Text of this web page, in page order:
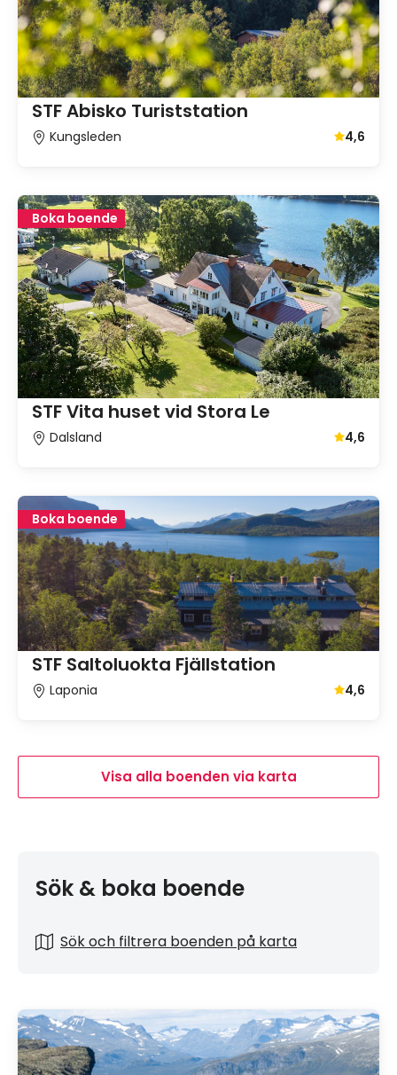
STF Abisko Turiststation
Kungsleden 4,6
STF Vita huset vid Stora Le
Dalsland 4,6
Boka boende
STF Saltoluokta Fjällstation
Laponia 4,6
Boka boende
Visa alla boenden via karta
Sök & boka boende
Sök och filtrera boenden på karta